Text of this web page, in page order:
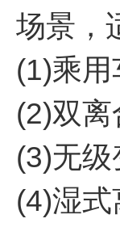
场景，
(1)乘
(2)双
(3)无
(4)湿